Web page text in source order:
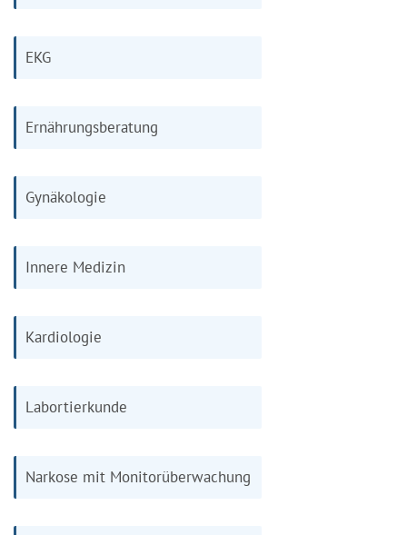
EKG
Ernährungsberatung
Gynäkologie
Innere Medizin
Kardiologie
Labortierkunde
Narkose mit Monitorüberwachung